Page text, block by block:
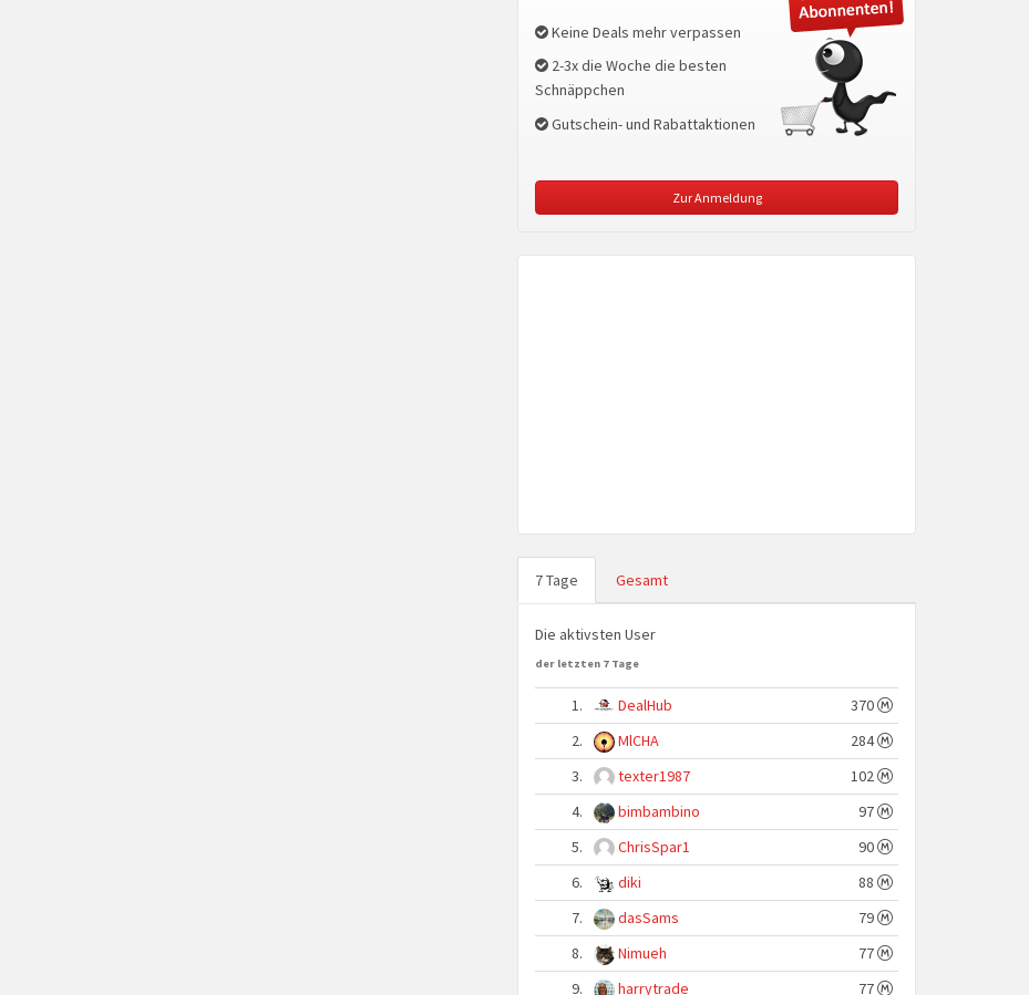
Keine Deals mehr verpassen
2-3x die Woche die besten
Schnäppchen
Gutschein- und Rabattaktionen
Zur Anmeldung
7 Tage Gesamt
Die aktivsten User
der letzten 7 Tage
1. DealHub
370
2.
MlCHA
284
3.
texter1987
102
4.
bimbambino
97
5.
ChrisSpar1
90
6.
diki
88
7.
dasSams
79
8.
Nimueh
77
9.
harrytrade 77